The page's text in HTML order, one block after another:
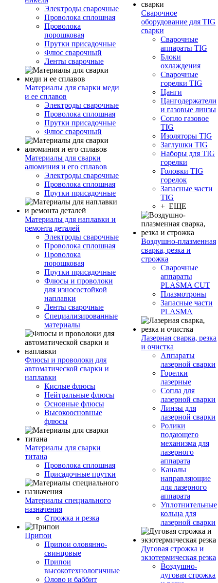
Электроды сварочные
Проволока сплошная
Проволока
порошковая
Прутки присадочные
Флюс сварочный
Ленты сварочные
Материалы для сварки меди
и ее сплавов
Электроды сварочные
Проволока сплошная
Прутки присадочные
Флюс сварочный
Материалы для сварки
алюминия и его сплавов
Электроды сварочные
Проволока сплошная
Прутки присадочные
Материалы для наплавки и
ремонта деталей
Электроды сварочные
Проволока сплошная
Проволока
порошковая
Прутки присадочные
Флюсы и проволоки
для износостойкой
наплавки
Ленты сварочные
Специализированные
материалы
Флюсы и проволоки для
автоматической сварки и
наплавки
Кислые флюсы
Нейтральные флюсы
Основные флюсы
Высокоосновные
флюсы
Материалы для сварки
титана
Проволока сплошная
Присадочные прутки
Материалы специального
назначения
Строжка и резка
Припои
Припои оловянно-
свинцовые
Припои
высокотехнологичные
Олово и баббит
Сварочное
оборудование для TIG
сварки
Сварочные
аппараты TIG
Блоки
охлаждения
Сварочные
горелки TIG
Цанги
Цангодержатели
и газовые линзы
Сопло газовое
TIG
Изоляторы TIG
Заглушки TIG
Наборы для TIG
горелки
Головки TIG
горелок
Запасные части
TIG
+ ЕЩЕ
Воздушно-плазменная
сварка, резка и
строжка
Сварочные
аппараты
PLASMA CUT
Плазмотроны
Запасные части
PLASMA
Лазерная сварка, резка
и очистка
Аппараты
лазерной сварки
Горелки
лазерные
Сопла для
лазерной сварки
Линзы для
лазерной сварки
Ролики
подающего
механизма для
лазерного
аппарата
Каналы
направляющие
для лазерного
аппарата
Уплотнительные
кольца для
лазерной сварки
Дуговая строжка и
экзотермическая резка
Воздушно-
дуговая строжка